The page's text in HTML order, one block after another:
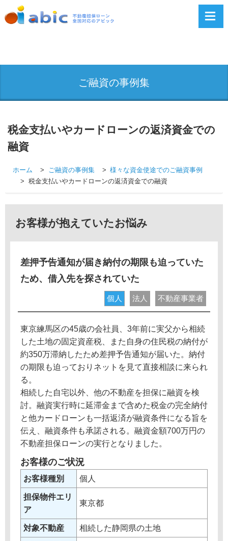
ご融資の事例集
税金支払いやカードローンの返済資金での
融資
ホーム ご融資の事例集
様々な資金使途でのご融資事例
税金支払いやカードローンの返済資金での融資
お客様が抱えていたお悩み
差押予告通知が届き納付の期限も迫っていた
ため、借入先を探されていた
個人 法人 不動産事業者
東京練馬区の45歳の会社員、3年前に実父から相続
した土地の固定資産税、また自身の住民税の納付が
約350万滞納したため差押予告通知が届いた。納付
の期限も迫っておりネットを見て直接相談に来られ
る。
相続した自宅以外、他の不動産を担保に融資を検
討。融資実行時に延滞金まで含めた税金の完全納付
と他カードローンも一括返済が融資条件になる旨を
伝え、融資条件も承諾される。融資金額700万円の
不動産担保ローンの実行となりました。
お客様のご状況
お客様種別 個人
担保物件エリ
ア
東京都
対象不動産 相続した静岡県の土地